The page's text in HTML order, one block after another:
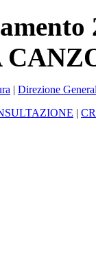
| Direzione
|